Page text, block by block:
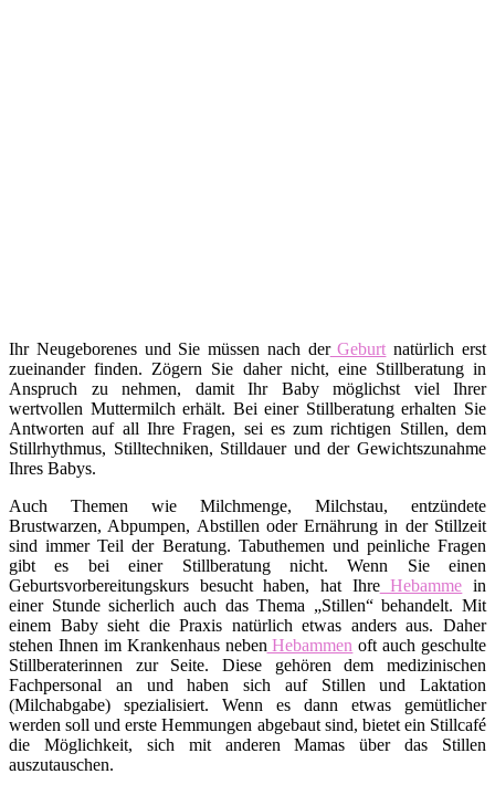
Ihr Neugeborenes und Sie müssen nach derGeburt natürlich erst
zueinander finden. Zögern Sie daher nicht, eine Stillberatung in
Anspruch zu nehmen, damit Ihr Baby möglichst viel Ihrer
wertvollen Muttermilch erhält. Bei einer Stillberatung erhalten Sie
Antworten auf all Ihre Fragen, sei es zum richtigen Stillen, dem
Stillrhythmus, Stilltechniken, Stilldauer und der Gewichtszunahme
Ihres Babys.
Auch Themen wie Milchmenge, Milchstau, entzündete
Brustwarzen, Abpumpen, Abstillen oder Ernährung in der Stillzeit
sind immer Teil der Beratung. Tabuthemen und peinliche Fragen
gibt es bei einer Stillberatung nicht. Wenn Sie einen
Geburtsvorbereitungskurs besucht haben, hat IhreHebamme in
einer Stunde sicherlich auch das Thema „Stillen“ behandelt. Mit
einem Baby sieht die Praxis natürlich etwas anders aus. Daher
stehen Ihnen im Krankenhaus neben Hebammen oft auch geschulte
Stillberaterinnen zur Seite. Diese gehören dem medizinischen
Fachpersonal an und haben sich auf Stillen und Laktation
(Milchabgabe) spezialisiert. Wenn es dann etwas gemütlicher
werden soll und erste Hemmungen abgebaut sind, bietet ein Stillcafé
die Möglichkeit, sich mit anderen Mamas über das Stillen
auszutauschen.